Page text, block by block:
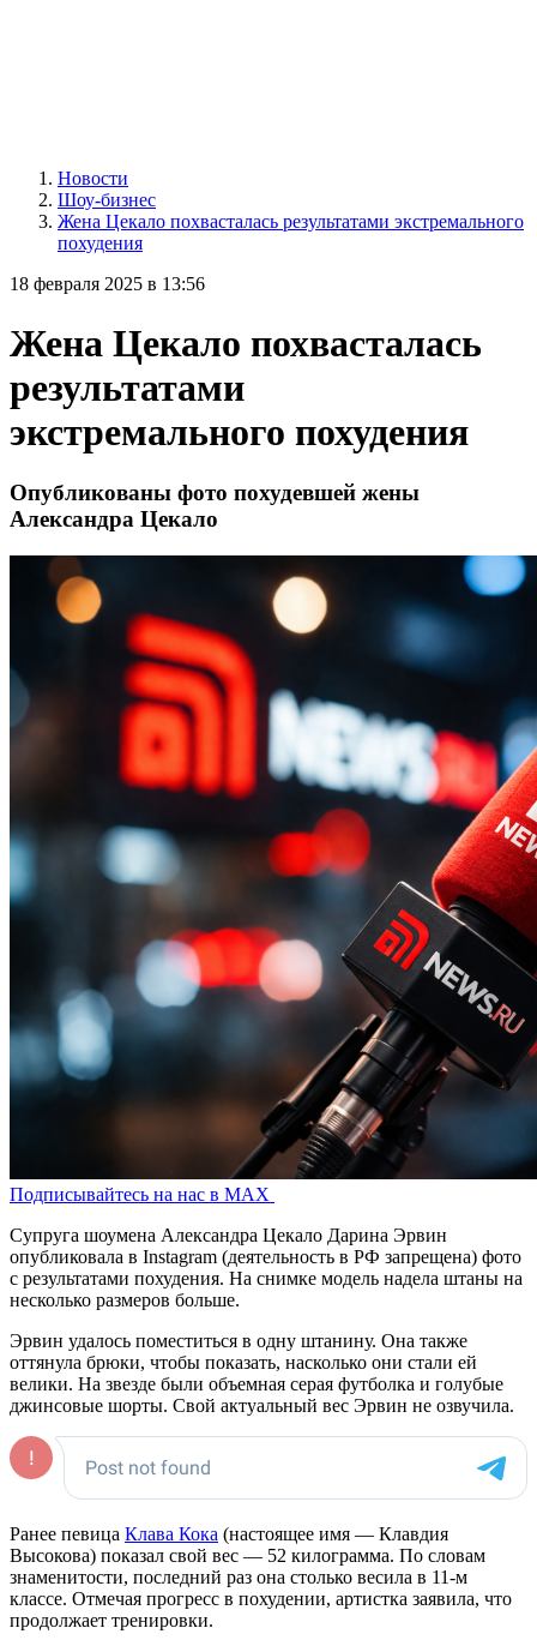
Новости
Шоу-бизнес
Жена Цекало похвасталась результатами экстремального
похудения
18 февраля 2025 в 13:56
Жена Цекало похвасталась
результатами
экстремального похудения
Опубликованы фото похудевшей жены
Александра Цекало
Подписывайтесь на нас в MAX
Супруга шоумена Александра Цекало Дарина Эрвин
опубликовала в Instagram (деятельность в РФ запрещена) фото
с результатами похудения. На снимке модель надела штаны на
несколько размеров больше.
Эрвин удалось поместиться в одну штанину. Она также
оттянула брюки, чтобы показать, насколько они стали ей
велики. На звезде были объемная серая футболка и голубые
джинсовые шорты. Свой актуальный вес Эрвин не озвучила.
Ранее певица Клава Кока (настоящее имя — Клавдия
Высокова) показал свой вес — 52 килограмма. По словам
знаменитости, последний раз она столько весила в 11-м
классе. Отмечая прогресс в похудении, артистка заявила, что
продолжает тренировки.